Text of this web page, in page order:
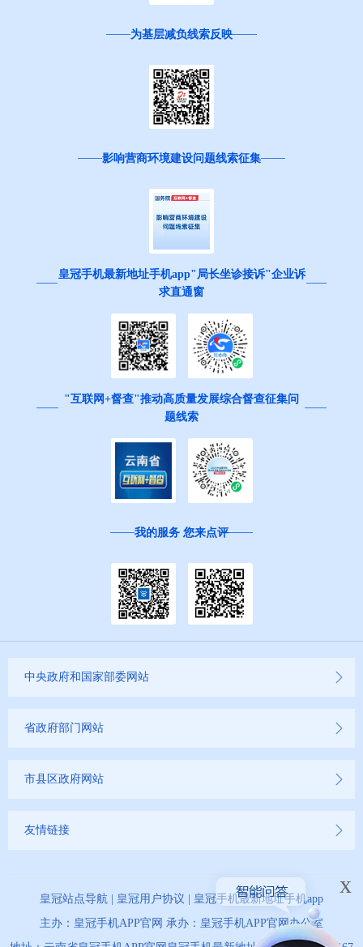
为基层减负线索反映
影响营商环境建设问题线索征集
皇冠手机最新地址手机app"局长坐诊接诉"企业诉
求直通窗
"互联网+督查"推动高质量发展综合督查征集问
题线索
我的服务 您来点评
中央政府和国家部委网站
省政府部门网站
市县区政府网站
友情链接
皇冠站点导航 皇冠用户协议
皇冠手机最新地址手机app
主办：皇冠手机APP官网 承办：皇冠手机APP官网办公室
x